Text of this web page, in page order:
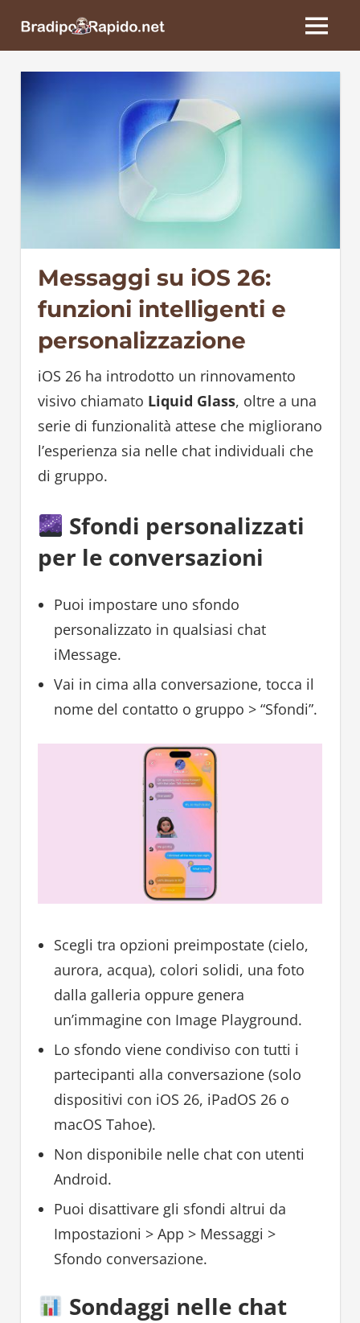
BradipoRapido.net
MENU
Messaggi su iOS 26:
funzioni intelligenti e
personalizzazione
iOS 26 ha introdotto un rinnovamento
visivo chiamato Liquid Glass, oltre a una
serie di funzionalità attese che migliorano
l’esperienza sia nelle chat individuali che
di gruppo.
Sfondi personalizzati
per le conversazioni
Puoi impostare uno sfondo
personalizzato in qualsiasi chat
iMessage.
Vai in cima alla conversazione, tocca il
nome del contatto o gruppo > “Sfondi”.
Scegli tra opzioni preimpostate (cielo,
aurora, acqua), colori solidi, una foto
dalla galleria oppure genera
un’immagine con Image Playground.
Lo sfondo viene condiviso con tutti i
partecipanti alla conversazione (solo
dispositivi con iOS 26, iPadOS 26 o
macOS Tahoe).
Non disponibile nelle chat con utenti
Android.
Puoi disattivare gli sfondi altrui da
Impostazioni > App > Messaggi >
Sfondo conversazione.
Sondaggi nelle chat